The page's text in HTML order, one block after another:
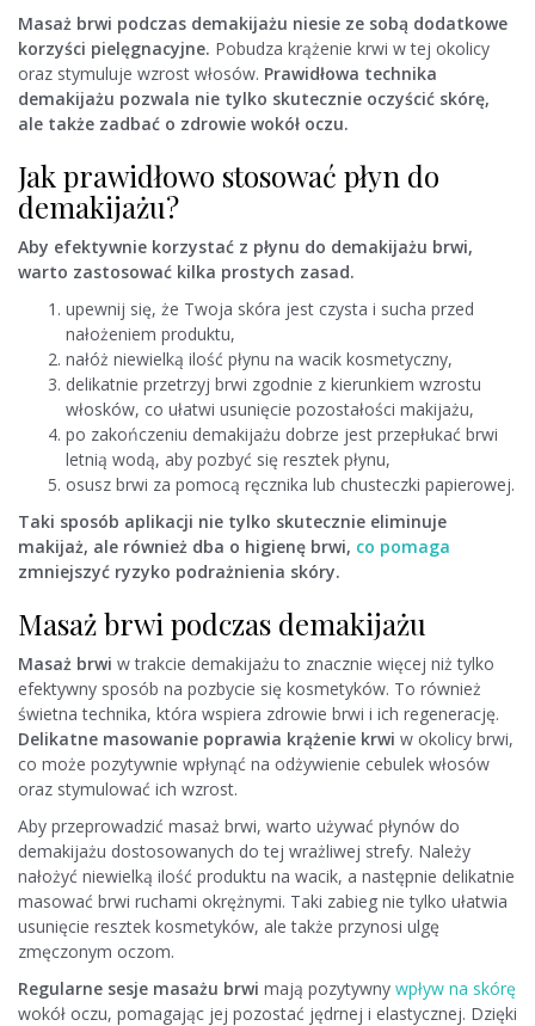
Masaż brwi podczas demakijażu niesie ze sobą dodatkowe
korzyści pielęgnacyjne. Pobudza krążenie krwi w tej okolicy
oraz stymuluje wzrost włosów. Prawidłowa technika
demakijażu pozwala nie tylko skutecznie oczyścić skórę,
ale także zadbać o zdrowie wokół oczu.
Jak prawidłowo stosować płyn do
demakijażu?
Aby efektywnie korzystać z płynu do demakijażu brwi,
warto zastosować kilka prostych zasad.
upewnij się, że Twoja skóra jest czysta i sucha przed
nałożeniem produktu,
nałóż niewielką ilość płynu na wacik kosmetyczny,
delikatnie przetrzyj brwi zgodnie z kierunkiem wzrostu
włosków, co ułatwi usunięcie pozostałości makijażu,
po zakończeniu demakijażu dobrze jest przepłukać brwi
letnią wodą, aby pozbyć się resztek płynu,
osusz brwi za pomocą ręcznika lub chusteczki papierowej.
Taki sposób aplikacji nie tylko skutecznie eliminuje
makijaż, ale również dba o higienę brwi, co pomaga
zmniejszyć ryzyko podrażnienia skóry.
Masaż brwi podczas demakijażu
Masaż brwi w trakcie demakijażu to znacznie więcej niż tylko
efektywny sposób na pozbycie się kosmetyków. To również
świetna technika, która wspiera zdrowie brwi i ich regenerację.
Delikatne masowanie poprawia krążenie krwi w okolicy brwi,
co może pozytywnie wpłynąć na odżywienie cebulek włosów
oraz stymulować ich wzrost.
Aby przeprowadzić masaż brwi, warto używać płynów do
demakijażu dostosowanych do tej wrażliwej strefy. Należy
nałożyć niewielką ilość produktu na wacik, a następnie delikatnie
masować brwi ruchami okrężnymi. Taki zabieg nie tylko ułatwia
usunięcie resztek kosmetyków, ale także przynosi ulgę
zmęczonym oczom.
Regularne sesje masażu brwi mają pozytywny wpływ na skórę
wokół oczu, pomagając jej pozostać jędrnej i elastycznej. Dzięki